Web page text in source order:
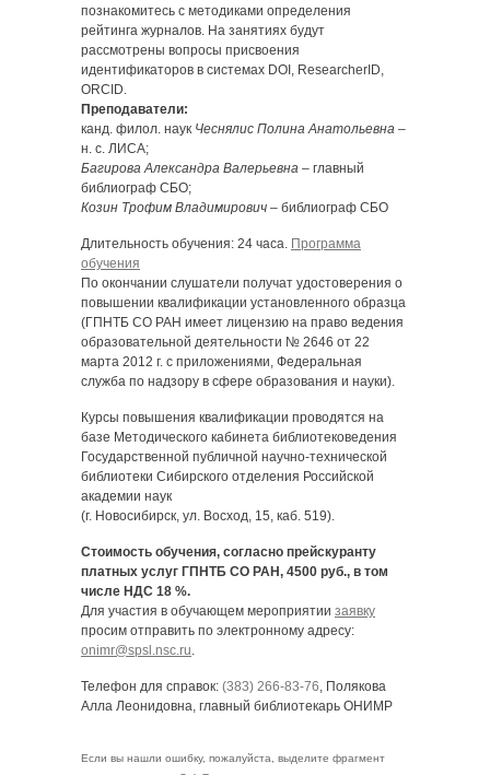
познакомитесь с методиками определения
рейтинга журналов. На занятиях будут
рассмотрены вопросы присвоения
идентификаторов в системах DOI, ResearcherID,
ORCID.
Преподаватели:
канд. филол. наук Чеснялис Полина Анатольевна –
н. с. ЛИСА;
Багирова Александра Валерьевна – главный
библиограф СБО;
Козин Трофим Владимирович – библиограф СБО
Длительность обучения: 24 часа. Программа
обучения
По окончании слушатели получат удостоверения о
повышении квалификации установленного образца
(ГПНТБ СО РАН имеет лицензию на право ведения
образовательной деятельности № 2646 от 22
марта 2012 г. с приложениями, Федеральная
служба по надзору в сфере образования и науки).
Курсы повышения квалификации проводятся на
базе Методического кабинета библиотековедения
Государственной публичной научно-технической
библиотеки Сибирского отделения Российской
академии наук
(г. Новосибирск, ул. Восход, 15, каб. 519).
Стоимость обучения, согласно прейскуранту
платных услуг ГПНТБ СО РАН, 4500 руб., в том
числе НДС 18 %.
Для участия в обучающем мероприятии заявку
просим отправить по электронному адресу:
onimr@spsl.nsc.ru.
Телефон для справок: (383) 266-83-76, Полякова
Алла Леонидовна, главный библиотекарь ОНИМР
Если вы нашли ошибку, пожалуйста, выделите фрагмент